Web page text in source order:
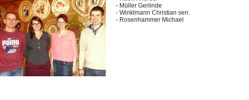
- Müller Gerlinde
- Winklmann Christian sen.
- Rosenhammer Michael